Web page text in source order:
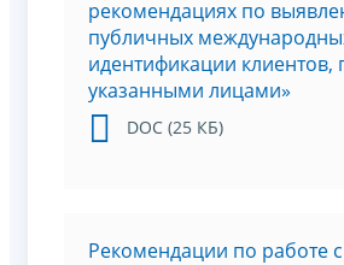
рекомендациях по
публичных
идентификации
указанными лицами»
DOC (25 КБ)
Рекомендации по работе